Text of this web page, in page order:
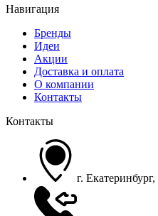
Навигация
Бренды
Идеи
Акции
Доставка и оплата
О компании
Контакты
Контакты
г.